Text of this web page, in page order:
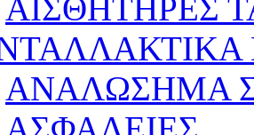
ΑΙΣΘΗΤΗΡEΣ
ΑΝΑΛΩΣΗΜΑ